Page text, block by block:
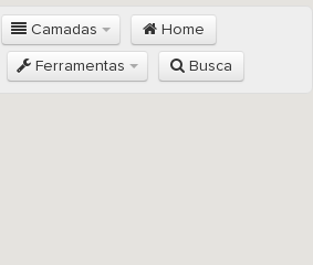
Camadas Home
Ferramentas Busca